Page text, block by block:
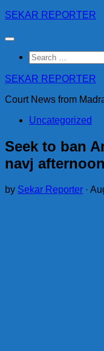
Skip
content
SEKAR REPORTER
Search
for:
SEKAR REPORTER
Court News from
Uncategorized
Seek to ban
navj
by Sekar Reporter ·